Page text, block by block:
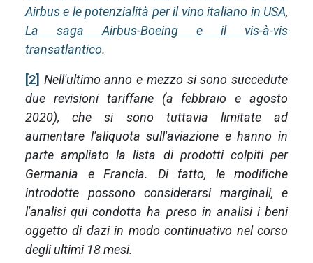
Airbus e le potenzialità per il vino italiano in USA,
La saga Airbus-Boeing e il vis-à-vis
transatlantico.
[2] Nell'ultimo anno e mezzo si sono succedute
due revisioni tariffarie (a febbraio e agosto
2020), che si sono tuttavia limitate ad
aumentare l'aliquota sull'aviazione e hanno in
parte ampliato la lista di prodotti colpiti per
Germania e Francia. Di fatto, le modifiche
introdotte possono considerarsi marginali, e
l'analisi qui condotta ha preso in analisi i beni
oggetto di dazi in modo continuativo nel corso
degli ultimi 18 mesi.